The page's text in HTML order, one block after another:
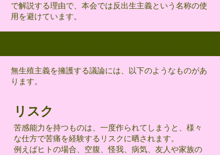
で解説する理由で、本会では反出生主義という名称の使
用を避けています。
無生殖主義を擁護する議論には、以下のようなものがあ
ります。
リスク
苦感能力を持つものは、一度作られてしまうと、様々
な仕方で苦痛を経験するリスクに晒されます。
例えばヒトの場合、空腹、怪我、病気、友人や家族の